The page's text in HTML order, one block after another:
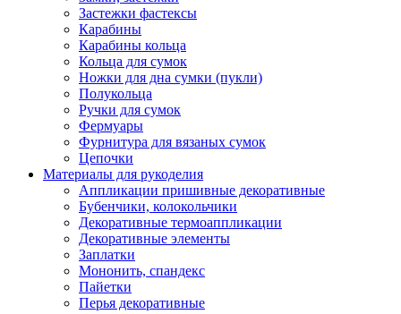
Застежки фастексы
Карабины
Карабины кольца
Кольца для сумок
Ножки для дна сумки (пукли)
Полукольца
Ручки для сумок
Фермуары
Фурнитура для вязаных сумок
Цепочки
Материалы для рукоделия
Аппликации пришивные декоративные
Бубенчики, колокольчики
Декоративные термоаппликации
Декоративные элементы
Заплатки
Мононить, спандекс
Пайетки
Перья декоративные